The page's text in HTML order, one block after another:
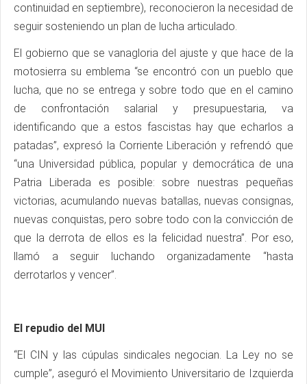
continuidad en septiembre), reconocieron la necesidad de
seguir sosteniendo un plan de lucha articulado.
El gobierno que se vanagloria del ajuste y que hace de la
motosierra su emblema “se encontró con un pueblo que
lucha, que no se entrega y sobre todo que en el camino
de confrontación salarial y presupuestaria, va
identificando que a estos fascistas hay que echarlos a
patadas”, expresó la Corriente Liberación y refrendó que
“una Universidad pública, popular y democrática de una
Patria Liberada es posible: sobre nuestras pequeñas
victorias, acumulando nuevas batallas, nuevas consignas,
nuevas conquistas, pero sobre todo con la convicción de
que la derrota de ellos es la felicidad nuestra”. Por eso,
llamó a seguir luchando organizadamente “hasta
derrotarlos y vencer”.
El repudio del MUI
“El CIN y las cúpulas sindicales negocian. La Ley no se
cumple”, aseguró el Movimiento Universitario de Izquierda